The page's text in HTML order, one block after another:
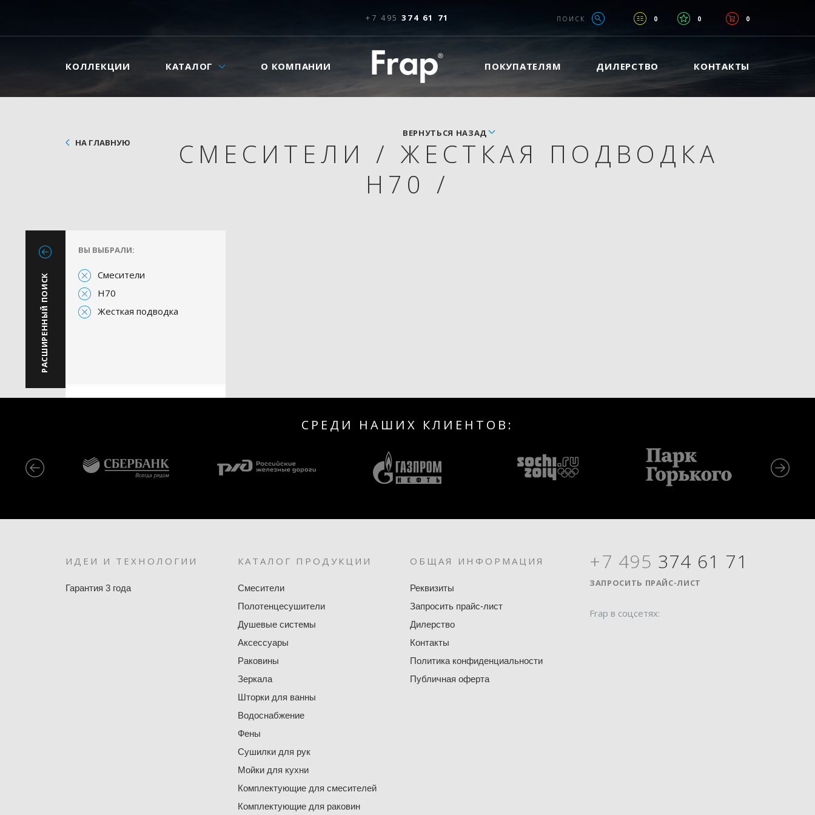
+7 495 374 61 71 0 0 0
ПОИСК
КОЛЛЕКЦИИ КАТАЛОГ О КОМПАНИИ ПОКУПАТЕЛЯМ ДИЛЕРСТВО КОНТАКТЫ
НА ГЛАВНУЮ
ВЕРНУТЬСЯ НАЗАД
СМЕСИТЕЛИ / ЖЕСТКАЯ ПОДВОДКА
H70 /
РАСШИРЕННЫЙ ПОИСК
ВЫ ВЫБРАЛИ:
Смесители
H70
Жесткая подводка
СРЕДИ НАШИХ КЛИЕНТОВ:
ИДЕИ И ТЕХНОЛОГИИ
Гарантия 3 года
КАТАЛОГ ПРОДУКЦИИ
Смесители
Полотенцесушители
Душевые системы
Аксессуары
Раковины
Зеркала
Шторки для ванны
Водоснабжение
Фены
Сушилки для рук
Мойки для кухни
Комплектующие для смесителей
Комплектующие для раковин
ОБЩАЯ ИНФОРМАЦИЯ
Реквизиты
Запросить прайс-лист
Дилерство
Контакты
Политика конфиденциальности
Публичная оферта
+7 495 374 61 71
ЗАПРОСИТЬ ПРАЙС-ЛИСТ
Frap в соцсетях: